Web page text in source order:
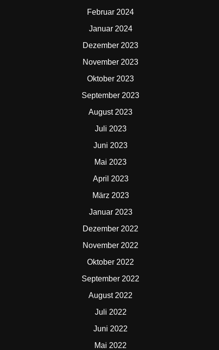
Februar 2024
Januar 2024
Dezember 2023
November 2023
Oktober 2023
September 2023
August 2023
Juli 2023
Juni 2023
Mai 2023
April 2023
März 2023
Januar 2023
Dezember 2022
November 2022
Oktober 2022
September 2022
August 2022
Juli 2022
Juni 2022
Mai 2022